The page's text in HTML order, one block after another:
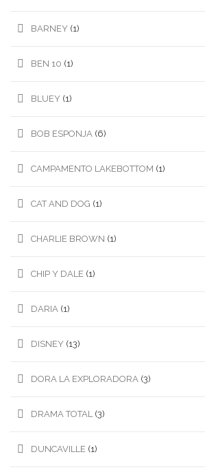
BARNEY (1)
BEN 10 (1)
BLUEY (1)
BOB ESPONJA (6)
CAMPAMENTO LAKEBOTTOM (1)
CAT AND DOG (1)
CHARLIE BROWN (1)
CHIP Y DALE (1)
DARIA (1)
DISNEY (13)
DORA LA EXPLORADORA (3)
DRAMA TOTAL (3)
DUNCAVILLE (1)